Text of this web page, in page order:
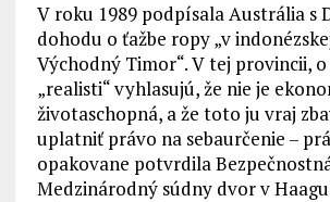
V roku 1989 podpísala Austrália s
dohodu o ťažbe ropy „v
Východný Timor“. V tej provincii,
„realisti“ vyhlasujú, že nie je
životaschopná, a že toto ju vraj
uplatniť právo na sebaurčenie –
opakovane potvrdila
Medzinárodný súdny dvor v